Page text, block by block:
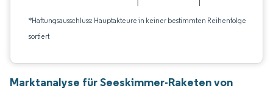
*Haftungsausschluss: Hauptakteure in keiner bestimmten Reihenfolge
sortiert
Marktanalyse für Seeskimmer-Raketen von